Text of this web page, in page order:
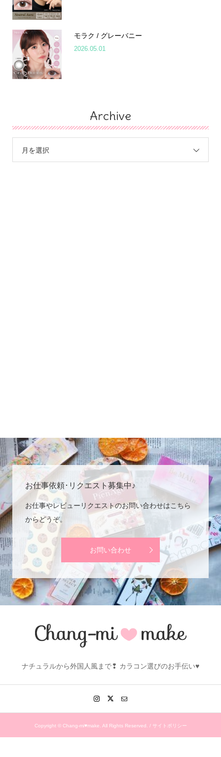
モラク / グレーバニー
2026.05.01
Archive
月を選択
お仕事依頼･リクエスト募集中♪
お仕事やレビューリクエストのお問い合わせはこちら
からどうぞ。
お問い合わせ
ナチュラルから外国人風まで❢ カラコン選びのお手伝い♥
Copyright ©Chang-mi♥make. All Rights Reserved. / サイトポリシー